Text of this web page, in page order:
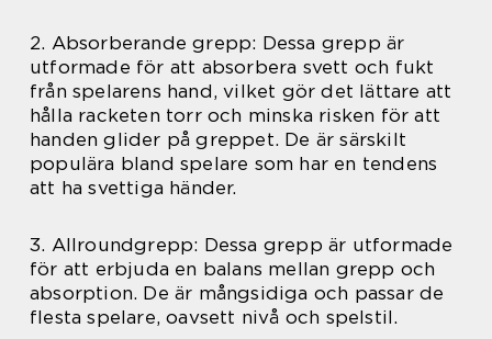
2. Absorberande grepp: Dessa grepp är
utformade för att absorbera svett och fukt
från spelarens hand, vilket gör det lättare att
hålla racketen torr och minska risken för att
handen glider på greppet. De är särskilt
populära bland spelare som har en tendens
att ha svettiga händer.
3. Allroundgrepp: Dessa grepp är utformade
för att erbjuda en balans mellan grepp och
absorption. De är mångsidiga och passar de
flesta spelare, oavsett nivå och spelstil.